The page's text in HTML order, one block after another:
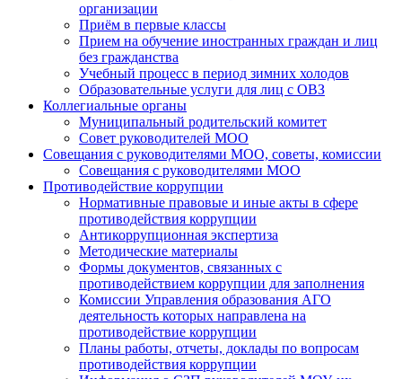
организации
Приём в первые классы
Прием на обучение иностранных граждан и лиц
без гражданства
Учебный процесс в период зимних холодов
Образовательные услуги для лиц с ОВЗ
Коллегиальные органы
Муниципальный родительский комитет
Совет руководителей МОО
Совещания с руководителями МОО, советы, комиссии
Совещания с руководителями МОО
Противодействие коррупции
Нормативные правовые и иные акты в сфере
противодействия коррупции
Антикоррупционная экспертиза
Методические материалы
Формы документов, связанных с
противодействием коррупции для заполнения
Комиссии Управления образования АГО
деятельность которых направлена на
противодействие коррупции
Планы работы, отчеты, доклады по вопросам
противодействия коррупции